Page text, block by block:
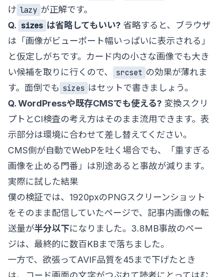
け lazy が正解です。
Q. sizes は省略してもいい? 省略すると、ブラウザ
は「画像がビューポート幅いっぱいに表示される」
と仮定しがちです。カード内の小さな画像でも大き
い候補を取りに行くので、
srcset の効果が薄れま
す。面倒でも sizes はセットで書きましょう。
Q. WordPressや既存CMSでも使える? 変換スクリ
プトとCI検査の考え方はそのまま流用できます。表
示部分は環境に合わせて差し替えてください。
CMS側が自動でWebPを吐く場合でも、「重すぎる
画像を止める門番」は別途あると事故が減ります。
実際に試した結果
僕の検証では、1920pxのPNGスクリーンショット
をそのまま配信していたページで、記事内画像の転
送量が半分以下になりました。3.8MB事故のペー
ジは、最終的に数百KBまで落ちました。
一方で、欲張ってAVIF品質を45まで下げたとき